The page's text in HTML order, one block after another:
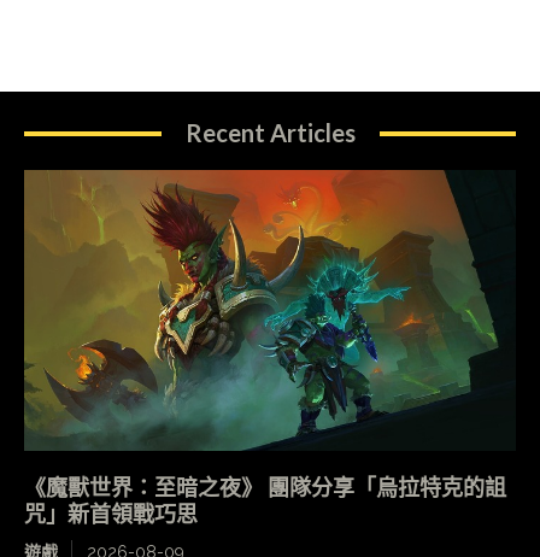
Recent Articles
《魔獸世界：至暗之夜》 團隊分享「烏拉特克的詛
咒」新首領戰巧思
遊戲 2026-08-09